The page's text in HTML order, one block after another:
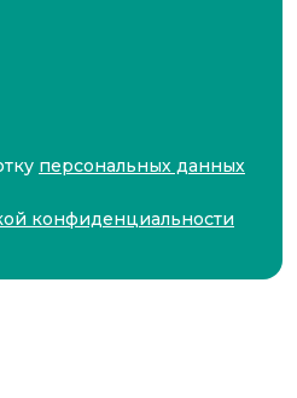
персональных данных
конфиденциальности